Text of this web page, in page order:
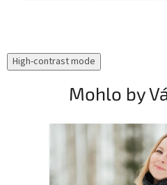
High-contrast mode
Mohlo by